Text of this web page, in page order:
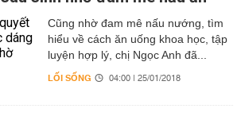
Cũng nhờ đam mê nấu nướng, tìm
hiểu về cách ăn uống khoa học, tập
luyện hợp lý, chị Ngọc Anh đã...
LỐI SỐNG 04:00 | 25/01/2018